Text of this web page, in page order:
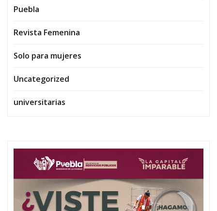
Puebla
Revista Femenina
Solo para mujeres
Uncategorized
universitarias